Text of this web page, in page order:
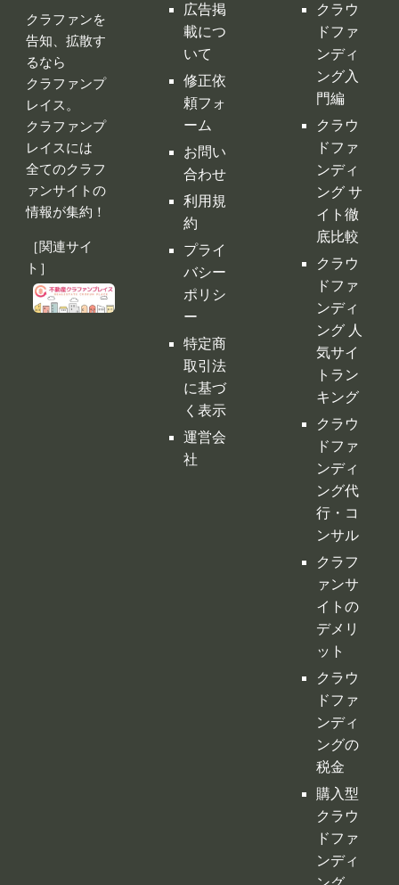
クラファンを
告知、拡散す
るなら
クラファンプ
レイス。
クラファンプ
レイスには
全てのクラフ
ァンサイトの
情報が集約！
［関連サイ
ト］
広告掲
載につ
いて
修正依
頼フォ
ーム
お問い
合わせ
利用規
約
プライ
バシー
ポリシ
ー
特定商
取引法
に基づ
く表示
運営会
社
クラウ
ドファ
ンディ
ング入
門編
クラウ
ドファ
ンディ
ング サ
イト徹
底比較
クラウ
ドファ
ンディ
ング 人
気サイ
トラン
キング
クラウ
ドファ
ンディ
ング代
行・コ
ンサル
クラフ
ァンサ
イトの
デメリ
ット
クラウ
ドファ
ンディ
ングの
税金
購入型
クラウ
ドファ
ンディ